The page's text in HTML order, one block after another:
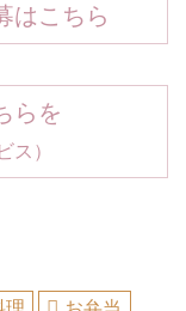
はこちら
らを
）